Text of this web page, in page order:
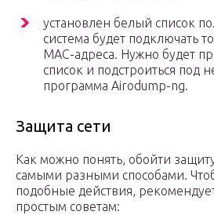
установлен белый список
система будет подключать
МАС-адреса. Нужно будет
список и подстроиться под
программа Airodump-ng.
Защита сети
Как можно понять, обойти
самыми разными способами.
подобные действия,
простым советам: